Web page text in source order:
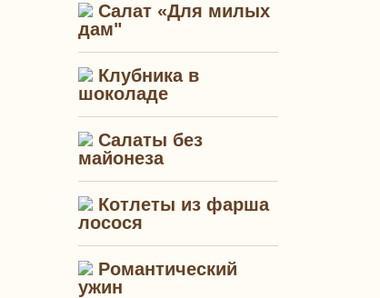
Салат «Для милых
дам"
Клубника в
шоколаде
Салаты без
майонеза
Котлеты из фарша
лосося
Романтический
ужин